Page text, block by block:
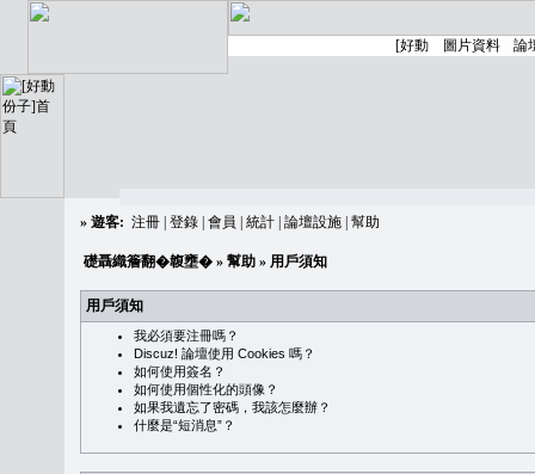
» 遊客: 注冊 登錄 會員 統計 論壇設施 幫助
礎聶織簷翻�䪖壅� » 幫助 » 用戶須知
用戶須知
我必須要注冊嗎？
Discuz! 論壇使用 Cookies 嗎？
如何使用簽名？
如何使用個性化的頭像？
如果我遺忘了密碼，我該怎麼辦？
什麼是“短消息”？